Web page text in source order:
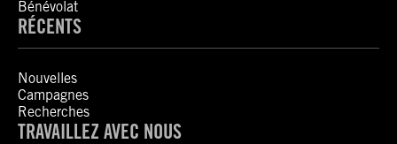
Bénévolat
RÉCENTS
Nouvelles
Campagnes
Recherches
TRAVAILLEZ AVEC NOUS